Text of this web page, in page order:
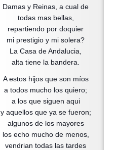
Damas y Reinas, a cual de
todas mas bellas,
repartiendo por doquier
mi prestigio y mi solera?
La Casa de Andalucia,
alta tiene la bandera.
A estos hijos que son míos
a todos mucho los quiero;
a los que siguen aqui
y aquellos que ya se fueron;
algunos de los mayores
los echo mucho de menos,
vendrian todas las tardes